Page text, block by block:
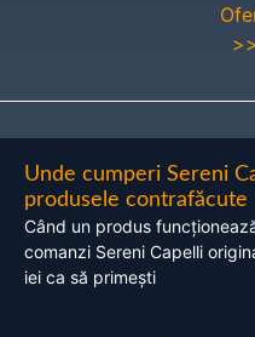
>>
Unde cumperi Sereni
produsele contrafăcute
Când un produs
comanzi Sereni Capelli
iei ca să primești